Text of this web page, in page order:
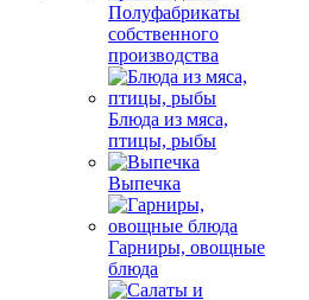
Полуфабрикаты
собственного
производства
Блюда из мяса,
птицы, рыбы
Выпечка
Гарниры, овощные
блюда